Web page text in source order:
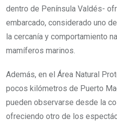
dentro de Península Valdés-
embarcado, considerado uno
la cercanía y comportamiento
mamíferos marinos.
Además, en el Área Natural
pocos kilómetros de Puerto
pueden observarse desde la
ofreciendo otro de los